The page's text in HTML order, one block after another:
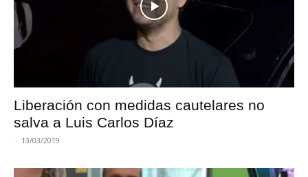
Liberación con medidas cautelares no
salva a Luis Carlos Díaz
- 13/03/2019